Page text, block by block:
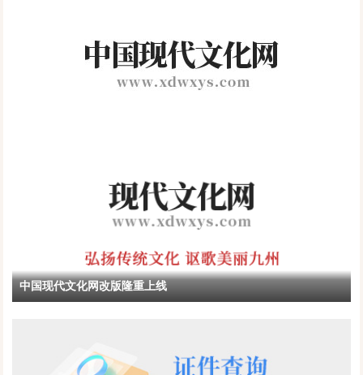
中国现代文化网改版隆重上线
上的字迹。这段工作经历极大的丰富了他的生活。烈士墙如期完
工，平津战役纪念馆如期开馆，中央电视台“东方时空”摄制组进行现
场采访，这是李金明第一次在中央电视台露面。虽然报道和他的创
闹转为平静。他重新审视自己的文学道路，开始了创作长篇小说。
�� 2013年5月在鸭绿江大桥军史专家：填补辉煌军旅军史纪实文
学——《陷寇汪洋》，他慨然应诺，30万字，8个月完成。结果，一
见。次年，这套书获得中国第九届图书奖、解放军第一届图书奖。
几年内该书再版5次……1983年，李金明调入保定军分区党史资料征
集办公室工作，小时候听来的打鬼子、端炮楼的故事一下子被激活
仅笔记就有了一百多万字。他因此结识了很多老红军、老八路。为
一次对我教诲，深知一个人要懂得亲情，感恩他人。多少年来，我
一直谨记父亲的教导，尽力给姐姐家庭予以照顾。由于我聪明好
学，从小学到初中成绩都是班里前几名，参加学校里知识竞赛，并
学生活，使我丰富了知识，增长了才干，毕业后便提拔为干部。当
我穿着四个兜的军官服回家探亲，向父母报喜时。父亲并没有忘乎
所以，而且一脸严肃的说道：“以后在部队少说多干，伯乐会看上你
是我转业到地方公安局工作，当了派出所长，第一次带儿子一起回
家看望他（平时都是我一人回家）。认为父亲一定喜欢，而他却没
有高兴神情，却教导我：“家庭有了事情多商量。”我当时就意会到，
烟酒店，很辛苦，没有时间回来。父亲看一家人仅回来二口，便不